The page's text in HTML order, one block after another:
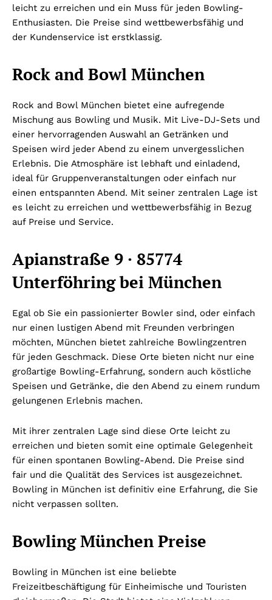
leicht zu erreichen und ein Muss für jeden Bowling-
Enthusiasten. Die Preise sind wettbewerbsfähig und
der Kundenservice ist erstklassig.
Rock and Bowl München
Rock and Bowl München bietet eine aufregende
Mischung aus Bowling und Musik. Mit Live-DJ-Sets und
einer hervorragenden Auswahl an Getränken und
Speisen wird jeder Abend zu einem unvergesslichen
Erlebnis. Die Atmosphäre ist lebhaft und einladend,
ideal für Gruppenveranstaltungen oder einfach nur
einen entspannten Abend. Mit seiner zentralen Lage ist
es leicht zu erreichen und wettbewerbsfähig in Bezug
auf Preise und Service.
Apianstraße 9 · 85774
Unterföhring bei München
Egal ob Sie ein passionierter Bowler sind, oder einfach
nur einen lustigen Abend mit Freunden verbringen
möchten, München bietet zahlreiche Bowlingzentren
für jeden Geschmack. Diese Orte bieten nicht nur eine
großartige Bowling-Erfahrung, sondern auch köstliche
Speisen und Getränke, die den Abend zu einem rundum
gelungenen Erlebnis machen.
Mit ihrer zentralen Lage sind diese Orte leicht zu
erreichen und bieten somit eine optimale Gelegenheit
für einen spontanen Bowling-Abend. Die Preise sind
fair und die Qualität des Services ist ausgezeichnet.
Bowling in München ist definitiv eine Erfahrung, die Sie
nicht verpassen sollten.
Bowling München Preise
Bowling in München ist eine beliebte
Freizeitbeschäftigung für Einheimische und Touristen